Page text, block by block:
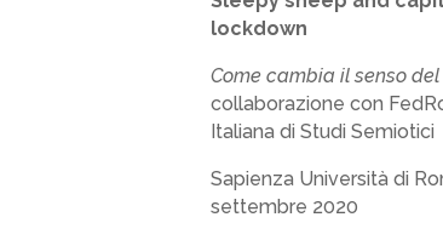
lockdown
Come cambia il senso
collaborazione con
Italiana di Studi Semiotici
Sapienza Università di
settembre 2020